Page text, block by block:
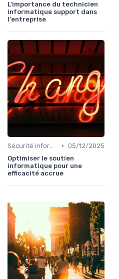
L'importance du technicien
informatique support dans
l'entreprise
Sécurité informatique • 05/12/2025
Optimiser le soutien
informatique pour une
efficacité accrue